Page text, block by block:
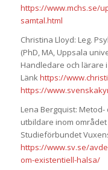
https://www.mchs.se/
samtal.html
Christina Lloyd: Leg.
(PhD, MA, Uppsala
Handledare och lärare
Länkhttps://
https://
Lena Bergquist:
utbildare inom
Studieförbundet
https://www.sv.se/
om-existentiell-halsa/